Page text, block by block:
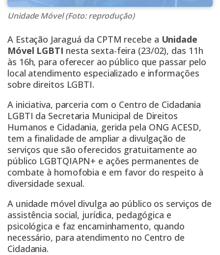
Unidade Móvel (Foto: reprodução)
A Estação Jaraguá da CPTM recebe a Unidade
Móvel LGBTI nesta sexta-feira (23/02), das 11h
às 16h, para oferecer ao público que passar pelo
local atendimento especializado e informações
sobre direitos LGBTI.
A iniciativa, parceria com o Centro de Cidadania
LGBTI da Secretaria Municipal de Direitos
Humanos e Cidadania, gerida pela ONG ACESD,
tem a finalidade de ampliar a divulgação de
serviços que são oferecidos gratuitamente ao
público LGBTQIAPN+ e ações permanentes de
combate à homofobia e em favor do respeito à
diversidade sexual.
A unidade móvel divulga ao público os serviços de
assistência social, jurídica, pedagógica e
psicológica e faz encaminhamento, quando
necessário, para atendimento no Centro de
Cidadania.